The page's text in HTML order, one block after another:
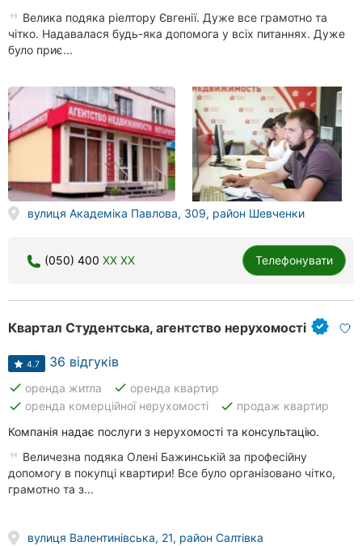
Велика подяка ріелтору Євгенії. Дуже все грамотно та
чітко. Надавалася будь-яка допомога у всіх питаннях. Дуже
було приє...
вулиця Академіка Павлова, 309, район Шевченки
(050) 400 XX XX Телефонувати
Квартал Студентська, агентство нерухомості
4.7 36 відгуків
done оренда житла done оренда квартир
done оренда комерційної нерухомості done продаж квартир
Компанія надає послуги з нерухомості та консультацію.
Величезна подяка Олені Бажинській за професійну
допомогу в покупці квартири! Все було організовано чітко,
грамотно та з...
вулиця Валентинівська, 21, район Салтівка